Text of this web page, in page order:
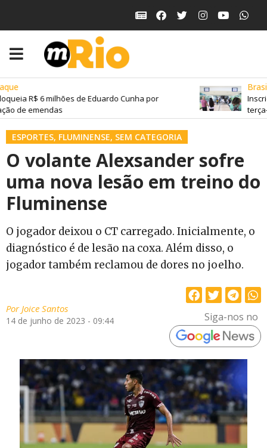
R$ 6 milhões de Eduardo Cunha por
de emendas
Brasil
ESPORTES, FLUMINENSE, SEM CATEGORIA
O volante Alexsander sofre
uma nova lesão em treino do
Fluminense
O jogador deixou o CT carregado. Inicialmente, o
diagnóstico é de lesão na coxa. Além disso, o
jogador também reclamou de dores no joelho.
PorJoice Santos
14 de junho de 2023 - 09:44 Siga-nos no